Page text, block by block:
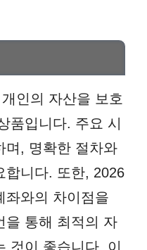
인의 자산을 보호
품입니다. 주요 시
며, 명확한 절차와
합니다. 또한, 2026
좌와의 차이점을
을 통해 최적의 자
것이 좋습니다. 이